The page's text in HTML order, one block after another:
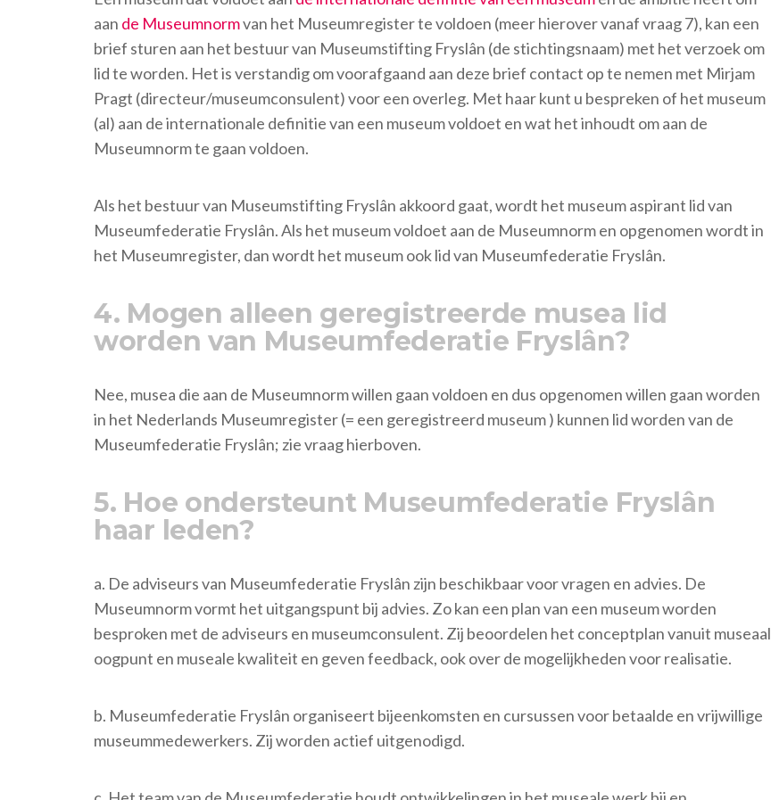
aan de Museumnormvan het Museumregister te voldoen (meer hierover vanaf vraag 7), kan een
brief sturen aan het bestuur van Museumstifting Fryslân (de stichtingsnaam) met het verzoek om
lid te worden. Het is verstandig om voorafgaand aan deze brief contact op te nemen met Mirjam
Pragt (directeur/museumconsulent) voor een overleg. Met haar kunt u bespreken of het museum
(al) aan de internationale definitie van een museum voldoet en wat het inhoudt om aan de
Museumnorm te gaan voldoen.
Als het bestuur van Museumstifting Fryslân akkoord gaat, wordt het museum aspirant lid van
Museumfederatie Fryslân. Als het museum voldoet aan de Museumnorm en opgenomen wordt in
het Museumregister, dan wordt het museum ook lid van Museumfederatie Fryslân.
4. Mogen alleen geregistreerde musea lid
worden van Museumfederatie Fryslân?
Nee, musea die aan de Museumnorm willen gaan voldoen en dus opgenomen willen gaan worden
in het Nederlands Museumregister (= een geregistreerd museum ) kunnen lid worden van de
Museumfederatie Fryslân; zie vraag hierboven.
5. Hoe ondersteunt Museumfederatie Fryslân
haar leden?
a. De adviseurs van Museumfederatie Fryslân zijn beschikbaar voor vragen en advies. De
Museumnorm vormt het uitgangspunt bij advies. Zo kan een plan van een museum worden
besproken met de adviseurs en museumconsulent. Zij beoordelen het conceptplan vanuit museaal
oogpunt en museale kwaliteit en geven feedback, ook over de mogelijkheden voor realisatie.
b. Museumfederatie Fryslân organiseert bijeenkomsten en cursussen voor betaalde en vrijwillige
museummedewerkers. Zij worden actief uitgenodigd.